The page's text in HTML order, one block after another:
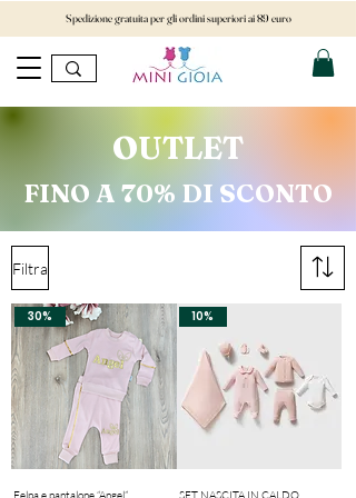
Spedizione gratuita per gli ordini superiori ai 89 euro
OUTLET
FINO A 70% DI SCONTO
Filtra
30%
Felpa e pantalone “Angel”
10%
SET NASCITA IN CALDO